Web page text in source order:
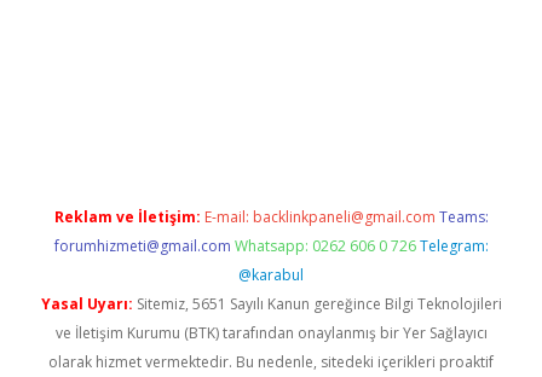
Reklam ve İletişim: E-mail: backlinkpaneli@gmail.com Teams:
forumhizmeti@gmail.com Whatsapp: 0262 606 0 726 Telegram:
@karabul
Yasal Uyarı: Sitemiz, 5651 Sayılı Kanun gereğince Bilgi Teknolojileri
ve İletişim Kurumu (BTK) tarafından onaylanmış bir Yer Sağlayıcı
olarak hizmet vermektedir. Bu nedenle, sitedeki içerikleri proaktif